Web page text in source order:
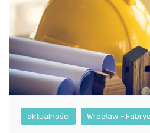
aktualności Wrocław -